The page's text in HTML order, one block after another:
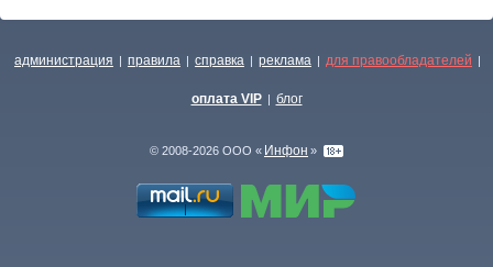
администрация | правила | справка | реклама | для правообладателей |
оплата VIP | блог
© 2008-2026 ООО « Инфон »